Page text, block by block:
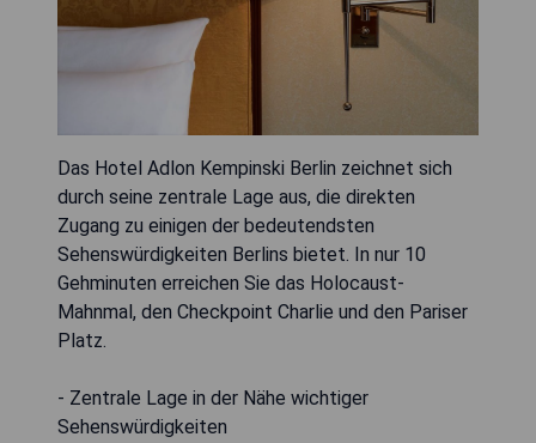
Das Hotel Adlon Kempinski Berlin zeichnet sich
durch seine zentrale Lage aus, die direkten
Zugang zu einigen der bedeutendsten
Sehenswürdigkeiten Berlins bietet. In nur 10
Gehminuten erreichen Sie das Holocaust-
Mahnmal, den Checkpoint Charlie und den Pariser
Platz.
- Zentrale Lage in der Nähe wichtiger
Sehenswürdigkeiten